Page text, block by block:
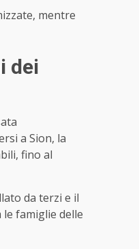
mentre
dei
a Sion, la
fino al
da terzi e il
famiglie delle